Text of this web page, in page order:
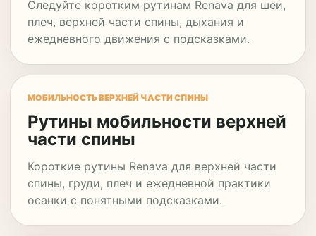
Следуйте коротким рутинам Renava для шеи,
плеч, верхней части спины, дыхания и
ежедневного движения с подсказками.
МОБИЛЬНОСТЬ ВЕРХНЕЙ ЧАСТИ СПИНЫ
Рутины мобильности верхней
части спины
Короткие рутины Renava для верхней части
спины, груди, плеч и ежедневной практики
осанки с понятными подсказками.